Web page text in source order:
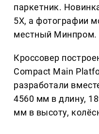
паркетник.
5X, а фотографии
местный Минпром.
Кроссовер
Compact Main
разработали
4560 мм в длину,
мм в высоту,